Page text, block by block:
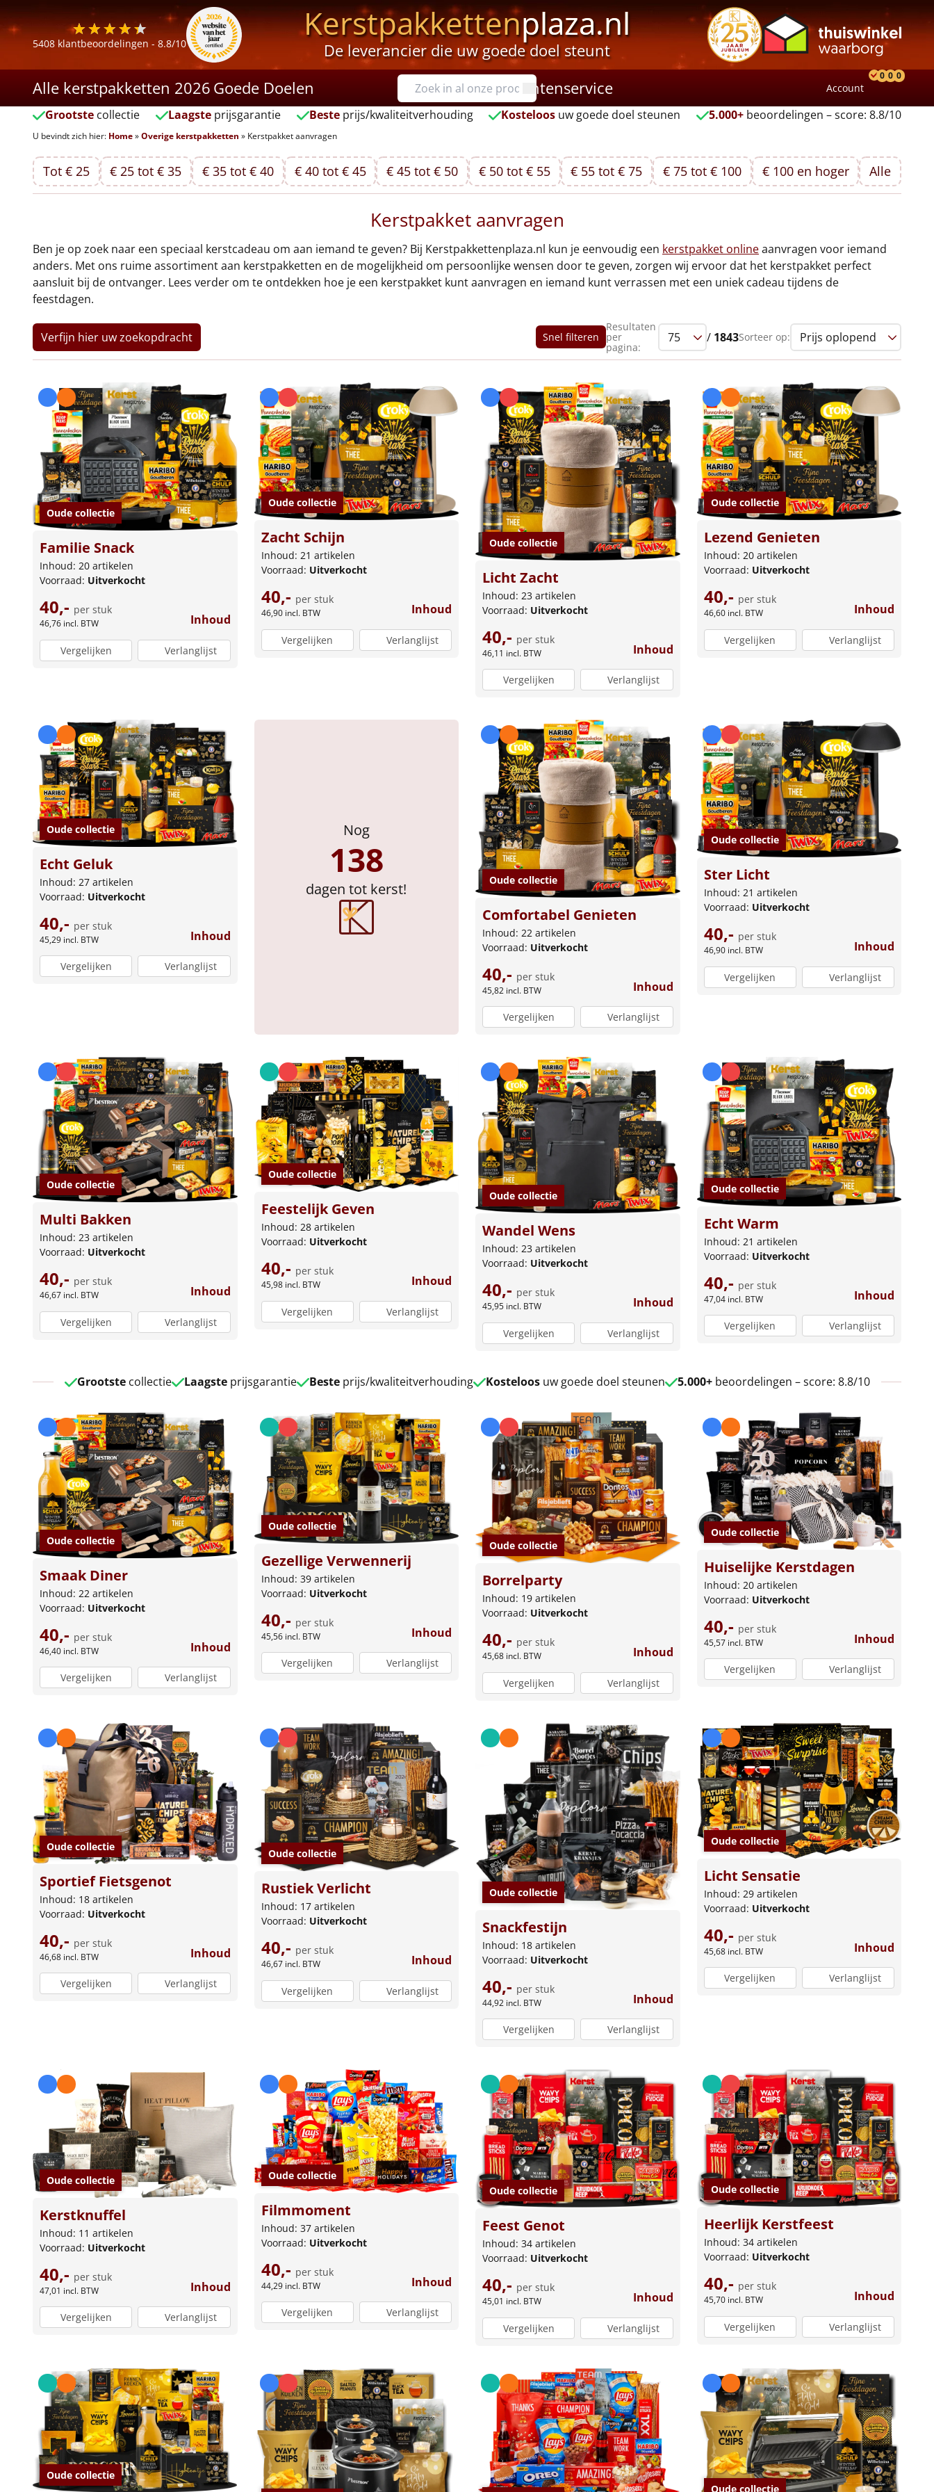
5408 klantbeoordelingen - 8.8/10 Kerstpakkettenplaza.nl
De leverancier die uw goede doel steunt
Alle kerstpakketten 2026 Goede Doelen Klantenservice Account
0 0 0
Grootste collectie Laagsteprijsgarantie Besteprijs/kwaliteitverhouding Kosteloos uw goede doel steunen 5.000+ beoordelingen – score: 8.8/10
U bevindt zich hier: Home»Overige kerstpakketten » Kerstpakket aanvragen
Tot € 25 € 25 tot € 35 € 35 tot € 40 € 40 tot € 45 € 45 tot € 50 € 50 tot € 55 € 55 tot € 75 € 75 tot € 100 € 100 en hoger Alle
Kerstpakket aanvragen
Ben je op zoek naar een speciaal kerstcadeau om aan iemand te geven? Bij Kerstpakkettenplaza.nl kun je eenvoudig een kerstpakket onlineaanvragen voor iemand
anders. Met ons ruime assortiment aan kerstpakketten en de mogelijkheid om persoonlijke wensen door te geven, zorgen wij ervoor dat het kerstpakket perfect
aansluit bij de ontvanger. Lees verder om te ontdekken hoe je een kerstpakket kunt aanvragen en iemand kunt verrassen met een uniek cadeau tijdens de
feestdagen.
Verfijn hier uw zoekopdracht Snel filteren
Resultaten
per
pagina:
/ 1843Sorteer op:
Oude collectie
Familie Snack
Inhoud: 20 artikelen
Voorraad: Uitverkocht
40,- per stuk
46,76 incl. BTW Inhoud
Vergelijken Verlanglijst
Oude collectie
Zacht Schijn
Inhoud: 21 artikelen
Voorraad: Uitverkocht
40,- per stuk
46,90 incl. BTW Inhoud
Vergelijken Verlanglijst
Oude collectie
Licht Zacht
Inhoud: 23 artikelen
Voorraad: Uitverkocht
40,- per stuk
46,11 incl. BTW Inhoud
Vergelijken Verlanglijst
Oude collectie
Lezend Genieten
Inhoud: 20 artikelen
Voorraad: Uitverkocht
40,- per stuk
46,60 incl. BTW Inhoud
Vergelijken Verlanglijst
Oude collectie
Echt Geluk
Inhoud: 27 artikelen
Voorraad: Uitverkocht
40,- per stuk
45,29 incl. BTW Inhoud
Vergelijken Verlanglijst
Nog
138
dagen tot kerst! Oude collectie
Comfortabel Genieten
Inhoud: 22 artikelen
Voorraad: Uitverkocht
40,- per stuk
45,82 incl. BTW Inhoud
Vergelijken Verlanglijst
Oude collectie
Ster Licht
Inhoud: 21 artikelen
Voorraad: Uitverkocht
40,- per stuk
46,90 incl. BTW Inhoud
Vergelijken Verlanglijst
Oude collectie
Multi Bakken
Inhoud: 23 artikelen
Voorraad: Uitverkocht
40,- per stuk
46,67 incl. BTW Inhoud
Vergelijken Verlanglijst
Oude collectie
Feestelijk Geven
Inhoud: 28 artikelen
Voorraad: Uitverkocht
40,- per stuk
45,98 incl. BTW Inhoud
Vergelijken Verlanglijst
Oude collectie
Wandel Wens
Inhoud: 23 artikelen
Voorraad: Uitverkocht
40,- per stuk
45,95 incl. BTW Inhoud
Vergelijken Verlanglijst
Oude collectie
Echt Warm
Inhoud: 21 artikelen
Voorraad: Uitverkocht
40,- per stuk
47,04 incl. BTW Inhoud
Vergelijken Verlanglijst
Oude collectie
Smaak Diner
Inhoud: 22 artikelen
Voorraad: Uitverkocht
40,- per stuk
46,40 incl. BTW Inhoud
Vergelijken Verlanglijst
Oude collectie
Gezellige Verwennerij
Inhoud: 39 artikelen
Voorraad: Uitverkocht
40,- per stuk
45,56 incl. BTW Inhoud
Vergelijken Verlanglijst
Oude collectie
Borrelparty
Inhoud: 19 artikelen
Voorraad: Uitverkocht
40,- per stuk
45,68 incl. BTW Inhoud
Vergelijken Verlanglijst
Oude collectie
Huiselijke Kerstdagen
Inhoud: 20 artikelen
Voorraad: Uitverkocht
40,- per stuk
45,57 incl. BTW Inhoud
Vergelijken Verlanglijst
Oude collectie
Sportief Fietsgenot
Inhoud: 18 artikelen
Voorraad: Uitverkocht
40,- per stuk
46,68 incl. BTW Inhoud
Vergelijken Verlanglijst
Oude collectie
Rustiek Verlicht
Inhoud: 17 artikelen
Voorraad: Uitverkocht
40,- per stuk
46,67 incl. BTW Inhoud
Vergelijken Verlanglijst
Oude collectie
Snackfestijn
Inhoud: 18 artikelen
Voorraad: Uitverkocht
40,- per stuk
44,92 incl. BTW Inhoud
Vergelijken Verlanglijst
Oude collectie
Licht Sensatie
Inhoud: 29 artikelen
Voorraad: Uitverkocht
40,- per stuk
45,68 incl. BTW Inhoud
Vergelijken Verlanglijst
Oude collectie
Kerstknuffel
Inhoud: 11 artikelen
Voorraad: Uitverkocht
40,- per stuk
47,01 incl. BTW Inhoud
Vergelijken Verlanglijst
Oude collectie
Filmmoment
Inhoud: 37 artikelen
Voorraad: Uitverkocht
40,- per stuk
44,29 incl. BTW Inhoud
Vergelijken Verlanglijst
Oude collectie
Feest Genot
Inhoud: 34 artikelen
Voorraad: Uitverkocht
40,- per stuk
45,01 incl. BTW Inhoud
Vergelijken Verlanglijst
Oude collectie
Heerlijk Kerstfeest
Inhoud: 34 artikelen
Voorraad: Uitverkocht
40,- per stuk
45,70 incl. BTW Inhoud
Vergelijken Verlanglijst
Oude collectie
Oude collectie
Grootstecollectie Laagsteprijsgarantie Besteprijs/kwaliteitverhouding Kosteloosuw goede doel steunen 5.000+beoordelingen – score: 8.8/10